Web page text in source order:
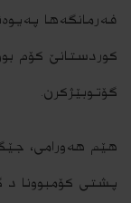
فه‌رمانگه‌ها
كوردستانێ كۆم
گۆتوبێژكرن.
هێم هه‌ورامى،
پشتى كۆمبوونا